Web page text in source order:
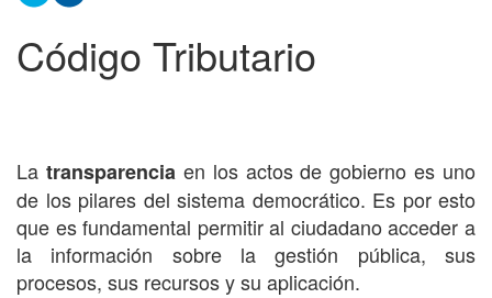
Código Tributario
La transparencia en los actos de gobierno es uno
de los pilares del sistema democrático. Es por esto
que es fundamental permitir al ciudadano acceder a
la información sobre la gestión pública, sus
procesos, sus recursos y su aplicación.